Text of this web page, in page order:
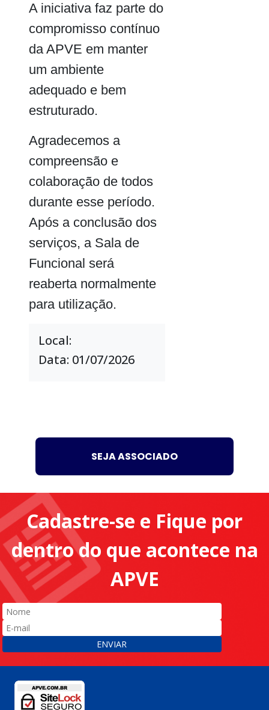
A iniciativa faz parte do
compromisso contínuo
da APVE em manter
um ambiente
adequado e bem
estruturado.
Agradecemos a
compreensão e
colaboração de todos
durante esse período.
Após a conclusão dos
serviços, a Sala de
Funcional será
reaberta normalmente
para utilização.
Local:
Data: 01/07/2026
SEJA ASSOCIADO
Cadastre-se e Fique por
dentro do que acontece na
APVE
ENVIAR